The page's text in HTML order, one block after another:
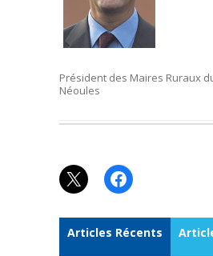
Président des Maires Ruraux
Néoules
X Facebook
Articles Récents